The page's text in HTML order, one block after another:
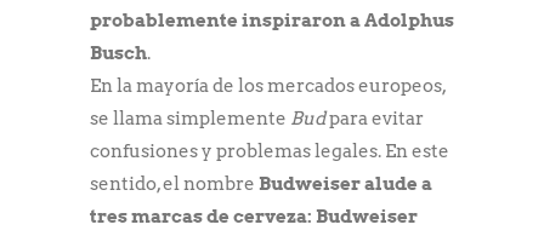
probablemente inspiraron a Adolphus
Busch.
En la mayoría de los mercados europeos,
se llama simplemente Budpara evitar
confusiones y problemas legales. En este
sentido, el nombre Budweiser alude a
tres marcas de cerveza: Budweiser